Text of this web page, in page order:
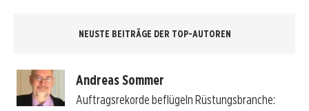
NEUSTE BEITRÄGE DER TOP-AUTOREN
Andreas Sommer
Auftragsrekorde beflügeln Rüstungsbranche: